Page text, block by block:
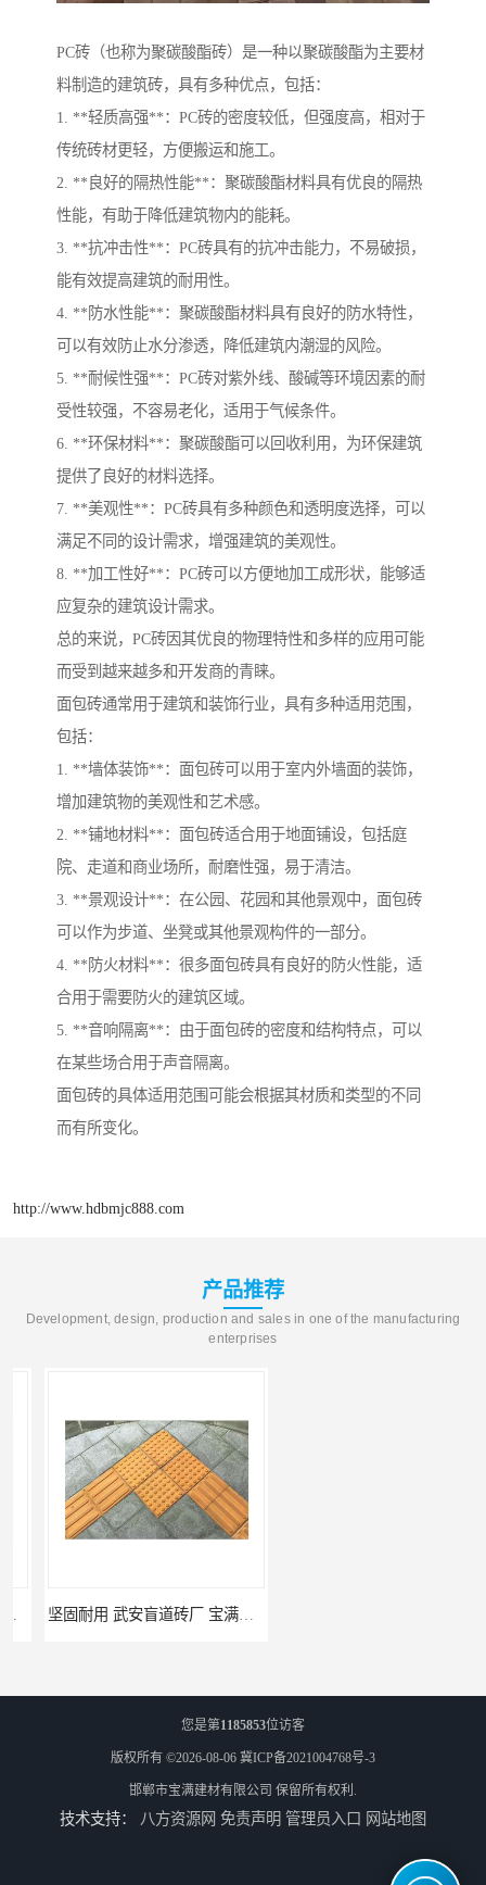
PC砖（也称为聚碳酸酯砖）是一种以聚碳酸酯为主要材
料制造的建筑砖，具有多种优点，包括：
1. **轻质高强**：PC砖的密度较低，但强度高，相对于
传统砖材更轻，方便搬运和施工。
2. **良好的隔热性能**：聚碳酸酯材料具有优良的隔热
性能，有助于降低建筑物内的能耗。
3. **抗冲击性**：PC砖具有的抗冲击能力，不易破损，
能有效提高建筑的耐用性。
4. **防水性能**：聚碳酸酯材料具有良好的防水特性，
可以有效防止水分渗透，降低建筑内潮湿的风险。
5. **耐候性强**：PC砖对紫外线、酸碱等环境因素的耐
受性较强，不容易老化，适用于气候条件。
6. **环保材料**：聚碳酸酯可以回收利用，为环保建筑
提供了良好的材料选择。
7. **美观性**：PC砖具有多种颜色和透明度选择，可以
满足不同的设计需求，增强建筑的美观性。
8. **加工性好**：PC砖可以方便地加工成形状，能够适
应复杂的建筑设计需求。
总的来说，PC砖因其优良的物理特性和多样的应用可能
而受到越来越多和开发商的青睐。
面包砖通常用于建筑和装饰行业，具有多种适用范围，
包括：
1. **墙体装饰**：面包砖可以用于室内外墙面的装饰，
增加建筑物的美观性和艺术感。
2. **铺地材料**：面包砖适合用于地面铺设，包括庭
院、走道和商业场所，耐磨性强，易于清洁。
3. **景观设计**：在公园、花园和其他景观中，面包砖
可以作为步道、坐凳或其他景观构件的一部分。
4. **防火材料**：很多面包砖具有良好的防火性能，适
合用于需要防火的建筑区域。
5. **音响隔离**：由于面包砖的密度和结构特点，可以
在某些场合用于声音隔离。
面包砖的具体适用范围可能会根据其材质和类型的不同
而有所变化。
http://www.hdbmjc888.com
产品推荐
Development, design, production and sales in one of the manufacturing
enterprises
坚固耐用 武安盲道砖厂 宝满建材
您是第1185853位访客
版权所有 ©2026-08-06 冀ICP备2021004768号-3
邯郸市宝满建材有限公司 保留所有权利.
技术支持： 八方资源网 免责声明 管理员入口 网站地图